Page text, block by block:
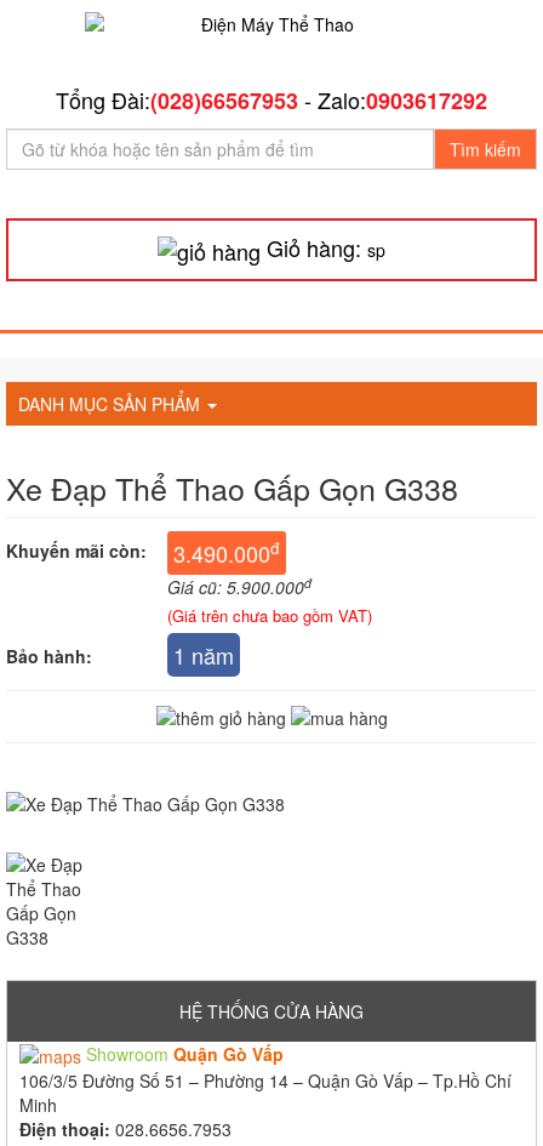
Tổng Đài:(028)66567953- Zalo:0903617292
Tìm kiếm
Giỏ hàng: sp
DANH MỤC SẢN PHẨM
Xe Đạp Thể Thao Gấp Gọn G338
Khuyến mãi còn: 3.490.000đ
Giá cũ: 5.900.000đ
(Giá trên chưa bao gồm VAT)
Bảo hành: 1 năm
HỆ THỐNG CỬA HÀNG
Showroom Quận Gò Vấp
106/3/5 Đường Số 51 – Phường 14 – Quận Gò Vấp – Tp.Hồ Chí
Minh
Điện thoại: 028.6656.7953